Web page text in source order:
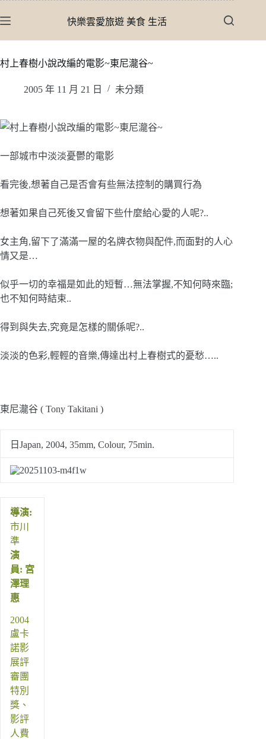
至
內
快樂雲愛旅遊 美食 生活
村上春樹小說改編的電影~東尼瀧谷~
2005 年 11 月 21 日 未分類
一部城市中淡淡憂鬱的電影
看完後,想著自己是否會有些無法控制的購買行為
想著如果自己死後又會留下些什麼給心愛的人呢?..
女主角,留下了滿滿一屋的名牌衣物與配件,而面對的人心
情又是…
似乎一切的幸福是如此的短暫…無法掌握,不知何時來臨;
也不知何時結束..
得到與失去,究竟是怎樣的關係呢?..
淡淡的色彩,輕輕的音樂,傳達出村上春樹式的憂愁…..
東尼瀧谷 ( Tony Takitani )
日Japan, 2004, 35mm, Colour, 75min.
導演:
市川
準
演
員: 宮
澤理
惠
2004
盧卡
諾影
展評
審團
特別
獎、
影評
人費